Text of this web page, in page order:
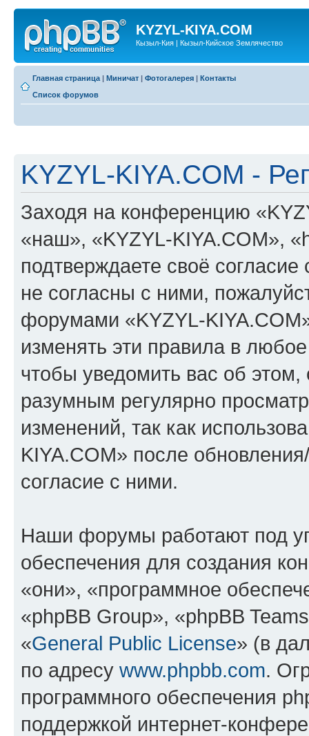
KYZYL-KIYA.COM
Кызыл-Кия | Кызыл-Кийское Землячество
Главная страница | Миничат | Фотогалерея | Контакты
Список форумов
KYZYL-KIYA.COM -
Заходя на конференцию
«наш», «KYZYL-KIYA.COM»,
подтверждаете своё
не согласны с ними,
форумами «KYZYL-
изменять эти правила в
чтобы уведомить вас об
разумным регулярно
изменений, так как
KIYA.COM» после
согласие с ними.
Наши форумы работают под
обеспечения для создания
«они», «программное
«phpBB Group», «phpBB
«General Public License» (в
по адресу www.phpbb.com.
программного обеспечения
поддержкой интернет-